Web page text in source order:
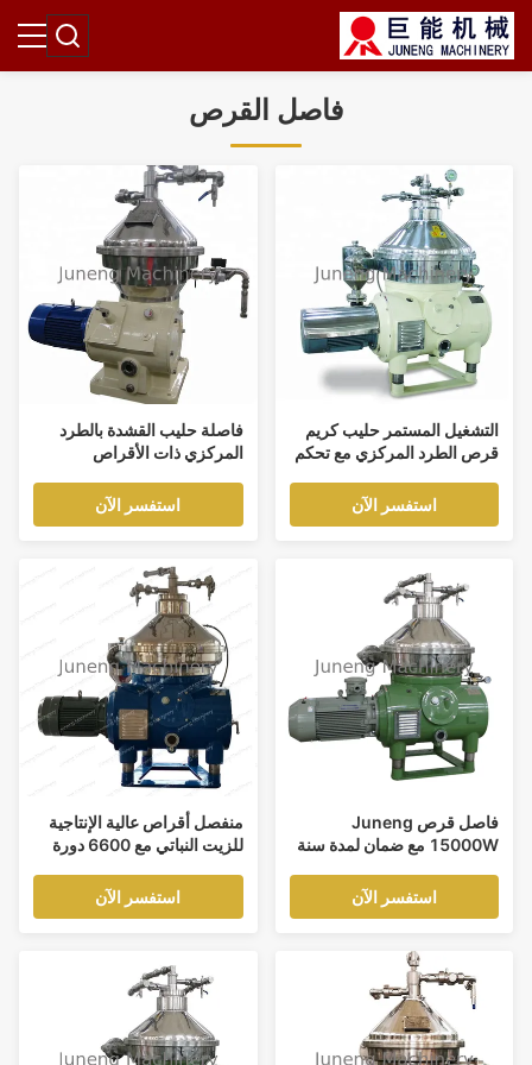
فاصل القرص
التشغيل المستمر حليب كريم
قرص الطرد المركزي مع تحكم
استفسر الآن
فاصلة حليب القشدة بالطرد
المركزي ذات الأقراص
الفولاذ المقاوم للصدأ
استفسر الآن
فاصل قرص Juneng
15000W مع ضمان لمدة سنة
استفسر الآن
منفصل أقراص عالية الإنتاجية
للزيت النباتي مع 6600 دورة
استفسر الآن